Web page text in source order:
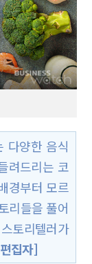
다양한 음식
려드리는 코
경부터 모르
리들을 풀어
토리텔러가
집자]